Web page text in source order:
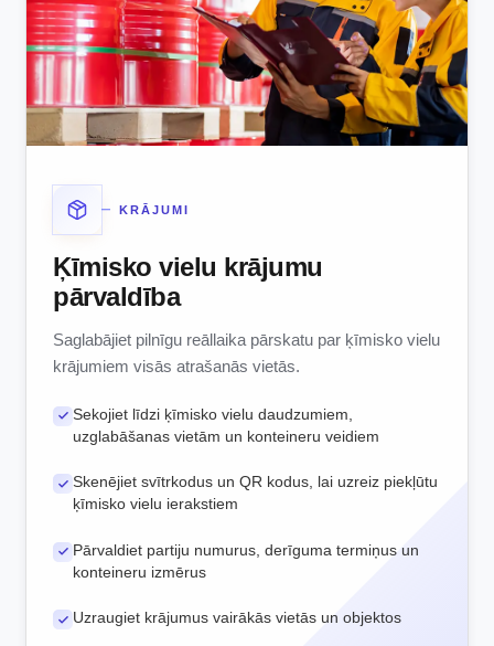
KRĀJUMI
Ķīmisko vielu krājumu
pārvaldība
Saglabājiet pilnīgu reāllaika pārskatu par ķīmisko vielu
krājumiem visās atrašanās vietās.
Sekojiet līdzi ķīmisko vielu daudzumiem,
uzglabāšanas vietām un konteineru veidiem
Skenējiet svītrkodus un QR kodus, lai uzreiz piekļūtu
ķīmisko vielu ierakstiem
Pārvaldiet partiju numurus, derīguma termiņus un
konteineru izmērus
Uzraugiet krājumus vairākās vietās un objektos